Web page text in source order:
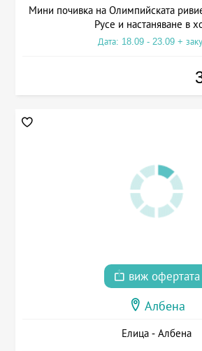
Мини почивка на Олимпийската
Русе и настаняване в
Дата: 18.09 - 23.09 +
виж офертата
Албена
Елица - Албена